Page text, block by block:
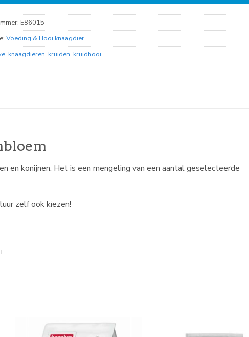
E86015
Voeding & Hooi knaagdier
, knaagdieren, kruiden, kruidhooi
en konijnen. Het is een mengeling van een aantal geselecteerde
zelf ook kiezen!